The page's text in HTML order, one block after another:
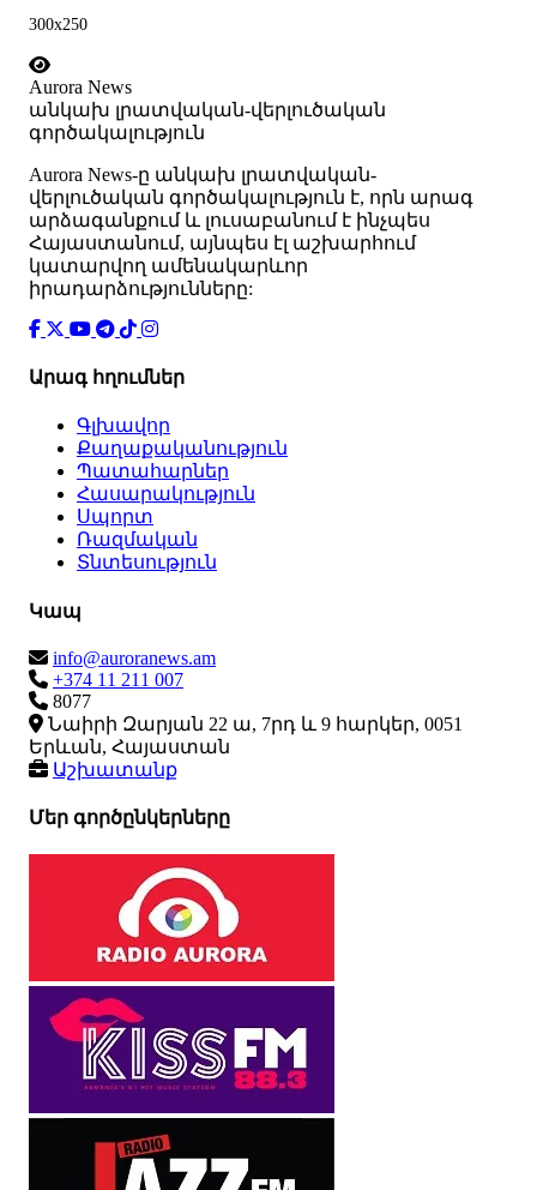
300x250
Aurora News
անկախ լրատվական-վերլուծական
գործակալություն
Аurora News-ը անկախ լրատվական-
վերլուծական գործակալություն է, որն արագ
արձագանքում և լուսաբանում է ինչպես
Հայաստանում, այնպես էլ աշխարհում
կատարվող ամենակարևոր
իրադարձությունները:
Արագ հղումներ
Գլխավոր
Քաղաքականություն
Պատահարներ
Հասարակություն
Սպորտ
Ռազմական
Տնտեսություն
Կապ
info@auroranews.am
+374 11 211 007
8077
Նաիրի Զարյան 22 ա, 7րդ և 9 հարկեր, 0051
Երևան, Հայաստան
Աշխատանք
Մեր գործընկերները